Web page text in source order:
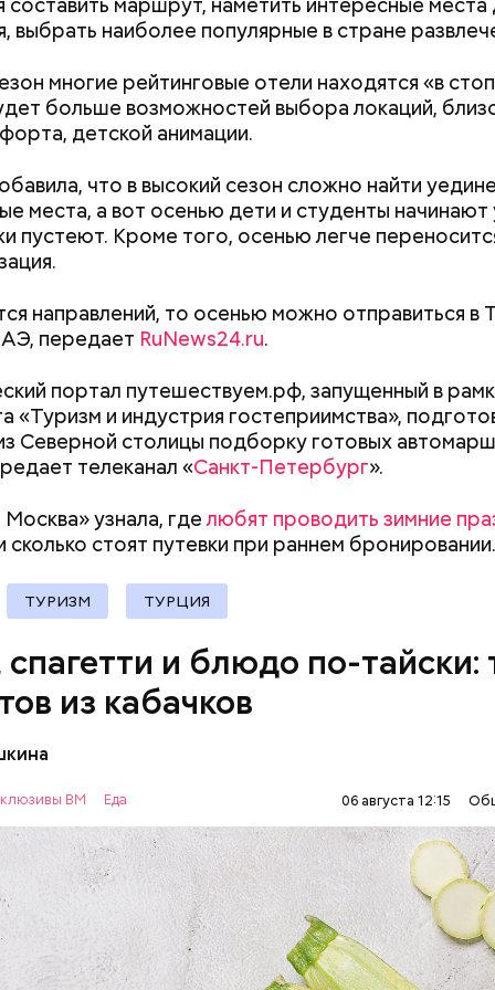
выбрать наиболее популярные в стране
многие рейтинговые отели находятся «в
больше возможностей выбора локаций,
детской анимации.
что в высокий сезон сложно найти
места, а вот осенью дети и студенты начинают
пустеют. Кроме того, осенью легче
направлений, то осенью можно отправиться в
передает RuNews24.ru.
портал путешествуем.рф, запущенный в
«Туризм и индустрия гостеприимства»,
Северной столицы подборку готовых
телеканал «Санкт-Петербург».
узнала, гделюбят проводить зимние
сколько стоят путевки при раннем бронировании.
ТУРИЗМ ТУРЦИЯ
спагетти и блюдо по-тайски:
из кабачков
ВМ Еда 06 августа 12:15
масло;
ОВОЩИ РЕЦЕПТЫ
Как поменять батареи дома и
не получить штраф
Как получить до
рублей от
трудной
документы